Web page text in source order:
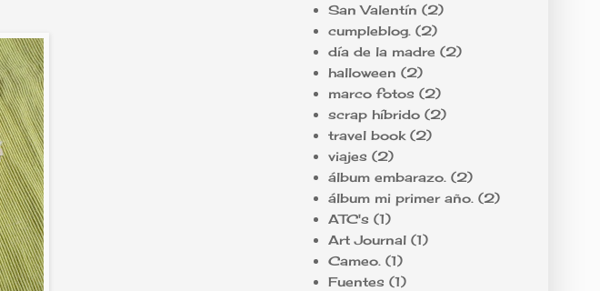
San Valentín (2)
cumpleblog. (2)
día de la madre (2)
halloween (2)
marco fotos (2)
scrap híbrido (2)
travel book (2)
viajes (2)
álbum embarazo. (2)
álbum mi primer año. (2)
ATC's (1)
Art Journal (1)
Cameo. (1)
Fuentes (1)